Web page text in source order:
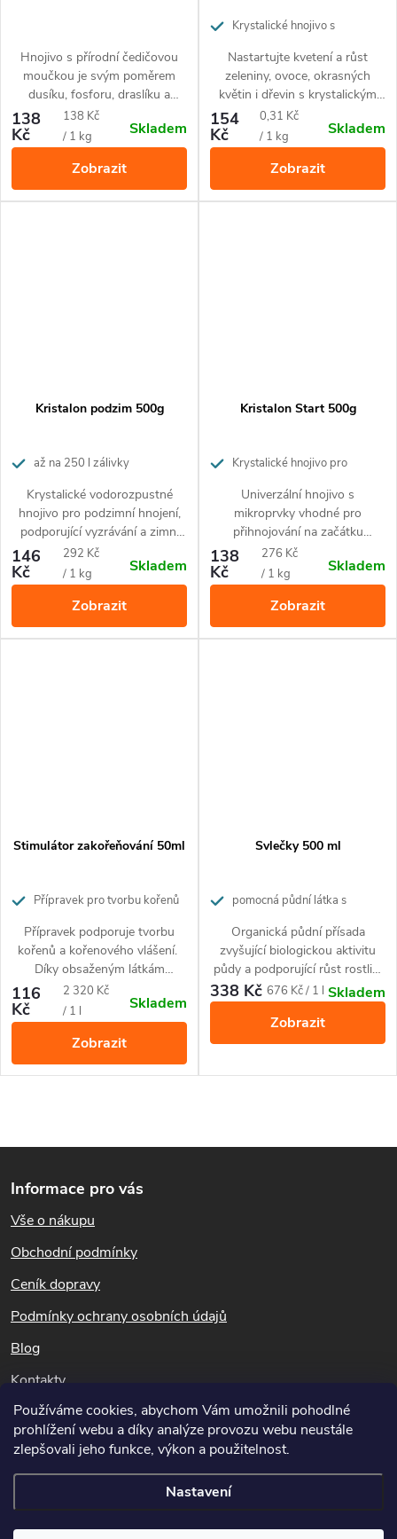
Používáme cookies, abychom Vám umožnili pohodlné
prohlížení webu a díky analýze provozu webu neustále
zlepšovali jeho funkce, výkon a použitelnost.
Nastavení
Hnojivo s přírodní čedičovou
moučkou je svým poměrem
dusíku, fosforu, draslíku a
železa přizpůsobené pro jahody,
maliny a další drobné ovoce.
138
Kč
Měrná
cena:
138 Kč
/ 1 kg
Skladem
Zobrazit
Krystalické hnojivo s
Nastartujte kvetení a růst
zeleniny, ovoce, okrasných
květin i dřevin s krystalickým
hnojivem Kristalon Gold.
Hnojivo s moderní recepturou
obsahuje unikátní formu
fosforu, která je pro rostliny
velmi snadno přijatelná.
Kristalon Gold obsahuje
154
Kč
Měrná
cena:
0,31 Kč
/ 1 kg
Skladem
Zobrazit
Kristalon podzim 500g
až na 250 l zálivky
Krystalické vodorozpustné
hnojivo pro podzimní hnojení,
podporující vyzrávání a zimní
odolnost rostlin.
146
Kč
Měrná
cena:
292 Kč
/ 1 kg
Skladem
Zobrazit
Kristalon Start 500g
Krystalické hnojivo pro
Univerzální hnojivo s
mikroprvky vhodné pro
přihnojování na začátku
vegetace a v období
intenzivního růstu. Způsobuje
nárůst zelené hmoty u
pokojových, balkónových i
venkovních zahradních rostlin.
U nekvetoucích rostlin je
138
Kč
Měrná
cena:
276 Kč
/ 1 kg
Skladem
Zobrazit
Stimulátor zakořeňování 50ml
Přípravek pro tvorbu kořenů
stříbrem
Přípravek podporuje tvorbu
kořenů a kořenového vlášení.
Díky obsaženým látkám
pozitivně ovlivňuje energetický
metabolismus rostlin, zvyšuje
výkon fotosyntézy a odolnost
proti nízkým teplotám,
stimuluje bohatý kořenový
systém a zlepšuje příjem živin.
116
Kč
Měrná
cena:
2 320 Kč
/ 1 l
Skladem
Zobrazit
Svlečky 500 ml
pomocná půdní látka s
Organická půdní přísada
zvyšující biologickou aktivitu
půdy a podporující růst rostlin.
Přírodní produkt vhodný pro
všechny druhy rostlin.
338 Kč Měrná
676 Kč / 1 l Skladem
Zobrazit
l
á
d
a
c
í
p
r
v
k
á
p
a
Informace pro vás
Vše o nákupu
Obchodní podmínky
Ceník dopravy
Podmínky ochrany osobních údajů
Blog
Kontakty
Dotazy k objednávkám
info@hubeni-skudcu.cz